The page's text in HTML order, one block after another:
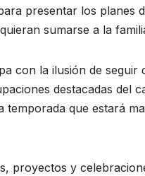
presentar los planes
sumarse a la
con la ilusión de seguir
destacadas del
temporada que estará
proyectos y